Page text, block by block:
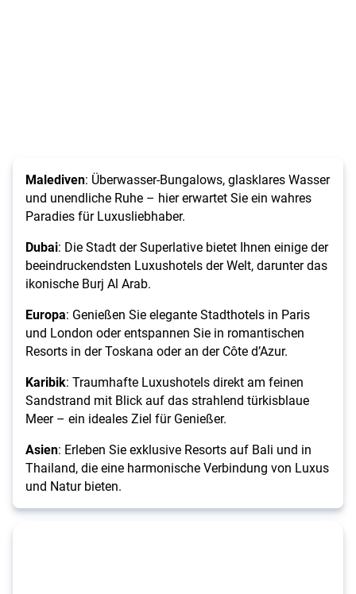
Malediven: Überwasser-Bungalows, glasklares Wasser
und unendliche Ruhe – hier erwartet Sie ein wahres
Paradies für Luxusliebhaber.
Dubai: Die Stadt der Superlative bietet Ihnen einige der
beeindruckendsten Luxushotels der Welt, darunter das
ikonische Burj Al Arab.
Europa: Genießen Sie elegante Stadthotels in Paris
und London oder entspannen Sie in romantischen
Resorts in der Toskana oder an der Côte d’Azur.
Karibik: Traumhafte Luxushotels direkt am feinen
Sandstrand mit Blick auf das strahlend türkisblaue
Meer – ein ideales Ziel für Genießer.
Asien: Erleben Sie exklusive Resorts auf Bali und in
Thailand, die eine harmonische Verbindung von Luxus
und Natur bieten.